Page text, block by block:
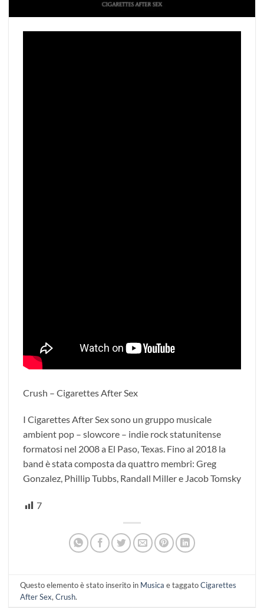
Crush – Cigarettes After Sex
I Cigarettes After Sex sono un gruppo musicale
ambient pop – slowcore – indie rock statunitense
formatosi nel 2008 a El Paso, Texas. Fino al 2018 la
band è stata composta da quattro membri: Greg
Gonzalez, Phillip Tubbs, Randall Miller e Jacob Tomsky
7
Questo elemento è stato inserito in Musica e taggatoCigarettes
After Sex,Crush.